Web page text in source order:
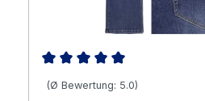
Durchschnittliche Bewertung
(Ø Bewertung: 5.0)